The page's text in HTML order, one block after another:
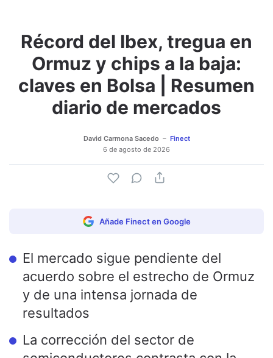
Adjuntar imagen Comentar
Récord del Ibex, tregua en
Ormuz y chips a la baja:
claves en Bolsa | Resumen
diario de mercados
David Carmona Sacedo
Finect
6 de agosto de 2026
Añade Finect en Google
El mercado sigue pendiente del
acuerdo sobre el estrecho de Ormuz
y de una intensa jornada de
resultados
La corrección del sector de